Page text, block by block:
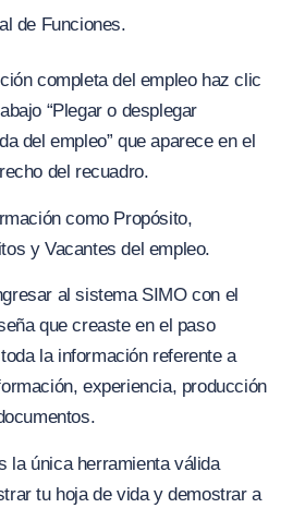
de Funciones.
completa del empleo haz clic
“Plegar o desplegar
del empleo” que aparece en el
del recuadro.
como Propósito,
y Vacantes del empleo.
al sistema SIMO con el
que creaste en el paso
la información referente a
experiencia, producción
la única herramienta válida
tu hoja de vida y demostrar a